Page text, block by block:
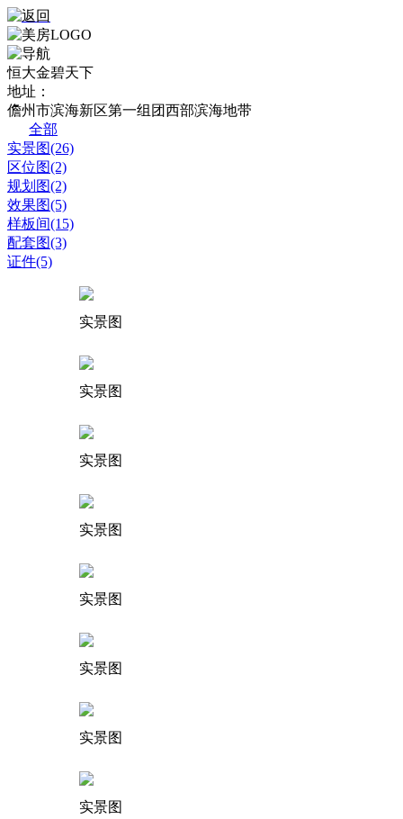
恒大金碧天下
地址：
儋州市滨海新区第一组团西部滨海地带
全部
实景图(26)
区位图(2)
规划图(2)
效果图(5)
样板间(15)
配套图(3)
证件(5)
实景图
实景图
实景图
实景图
实景图
实景图
实景图
实景图